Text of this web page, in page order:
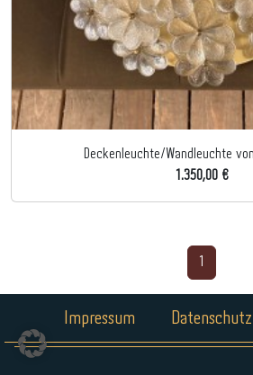
Deckenleuchte/Wandleuchte
1.350,00 €
Impressum Datenschutz